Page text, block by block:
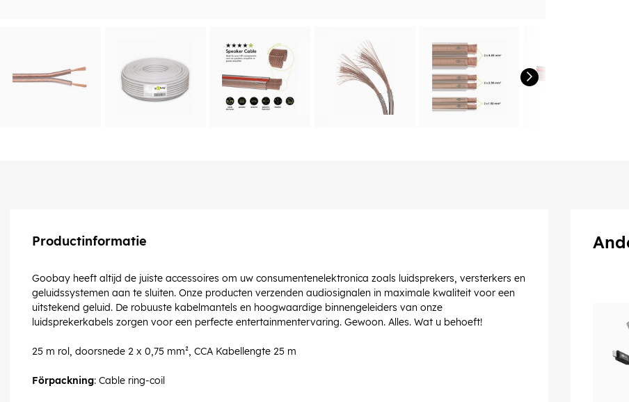
Productinformatie
Goobay heeft altijd de juiste accessoires om uw consumentenelektronica zoals luidsprekers, versterkers en
geluidssystemen aan te sluiten. Onze producten verzenden audiosignalen in maximale kwaliteit voor een
uitstekend geluid. De robuuste kabelmantels en hoogwaardige binnengeleiders van onze
luidsprekerkabels zorgen voor een perfecte entertainmentervaring. Gewoon. Alles. Wat u behoeft!
25 m rol, doorsnede 2 x 0,75 mm², CCA Kabellengte 25 m
Förpackning: Cable ring-coil